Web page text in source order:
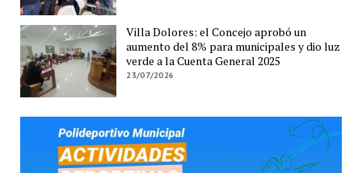
Villa Dolores: el Concejo aprobó un
aumento del 8% para municipales y dio luz
verde a la Cuenta General 2025
23/07/2026